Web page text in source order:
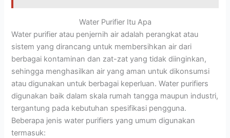
Water Purifier Itu Apa
Water purifier atau penjernih air adalah perangkat atau
sistem yang dirancang untuk membersihkan air dari
berbagai kontaminan dan zat-zat yang tidak diinginkan,
sehingga menghasilkan air yang aman untuk dikonsumsi
atau digunakan untuk berbagai keperluan. Water purifiers
digunakan baik dalam skala rumah tangga maupun industri,
tergantung pada kebutuhan spesifikasi pengguna.
Beberapa jenis water purifiers yang umum digunakan
termasuk: